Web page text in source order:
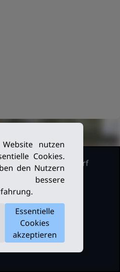
Stahnsdorf
vorbehalten.
nutzen
Cookies.
den Nutzern
Essentielle
Cookies
akzeptieren